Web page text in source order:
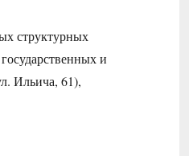
структурных
и
Ильича, 61),